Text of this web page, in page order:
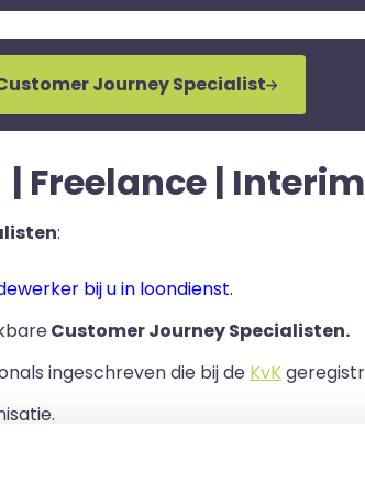
Journey Specialist
| Interim
:
bij u in loondienst.
Customer Journey Specialisten.
ingeschreven die bij de KvK